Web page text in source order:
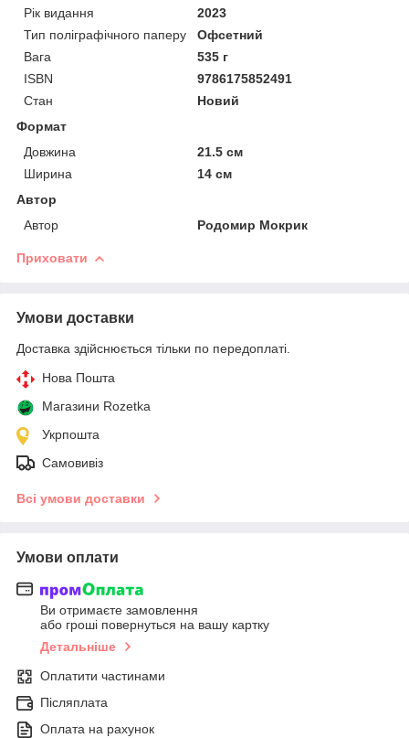
Рік видання
2023
Тип поліграфічного паперу
Офсетний
Вага
535 г
ISBN
9786175852491
Стан
Новий
Формат
Довжина
21.5 см
Ширина
14 см
Автор
Автор
Родомир Мокрик
Приховати
Умови доставки
Доставка здійснюється тільки по передоплаті.
Нова Пошта
Магазини Rozetka
Укрпошта
Самовивіз
Всі умови доставки
Умови оплати
Ви отримаєте замовлення
або гроші повернуться на вашу картку
Детальніше
Оплатити частинами
Післяплата
Оплата на рахунок